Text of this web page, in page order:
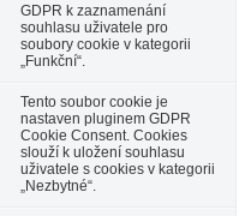
GDPR k zaznamenání
souhlasu uživatele pro
soubory cookie v kategorii
„Funkční“.
Tento soubor cookie je
nastaven pluginem GDPR
Cookie Consent. Cookies
slouží k uložení souhlasu
uživatele s cookies v kategorii
„Nezbytné“.